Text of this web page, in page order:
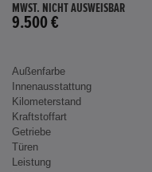
MWST. NICHT AUSWEISBAR
9.500 €
Außenfarbe
Innenausstattung
Kilometerstand
Kraftstoffart
Getriebe
Türen
Leistung